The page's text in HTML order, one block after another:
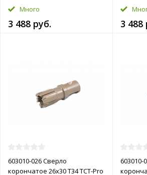
Много
3 488 руб. 3 488
603010-026 Сверло
корончатое 26х30 T34 TCT-Pro
603010-